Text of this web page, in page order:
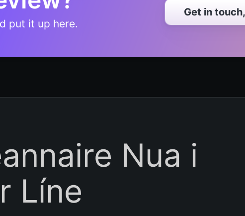
put it up here.
Get in
Nua i
Líne